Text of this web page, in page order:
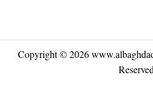
Copyright © 2026